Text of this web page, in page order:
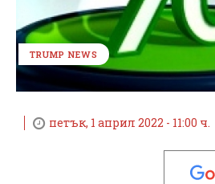
TRUMP NEWS
петък, 1 април 2022 - 11:00 ч.